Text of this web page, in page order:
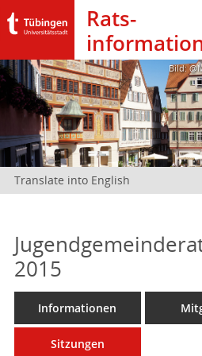
Rats­
Bild:
Translate into English
2015
Informationen
Sitzungen